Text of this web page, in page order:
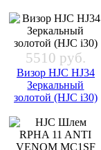
5510 руб.
Визор HJC HJ34
Зеркальный
золотой (HJC i30)